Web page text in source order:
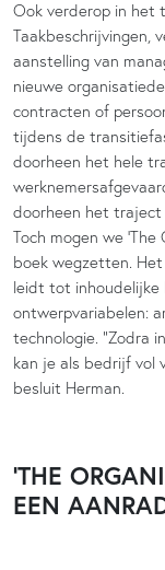
Ook verderop in het
Taakbeschrijvingen,
aanstelling van
nieuwe
contracten of
tijdens de
doorheen het hele
doorheen het traject
Toch mogen we
boek wegzetten.
leidt tot inhoudelijke
ontwerpvariabelen:
technologie. “Zodra
kan je als bedrijf vol
besluit Herman.
‘THE
EEN